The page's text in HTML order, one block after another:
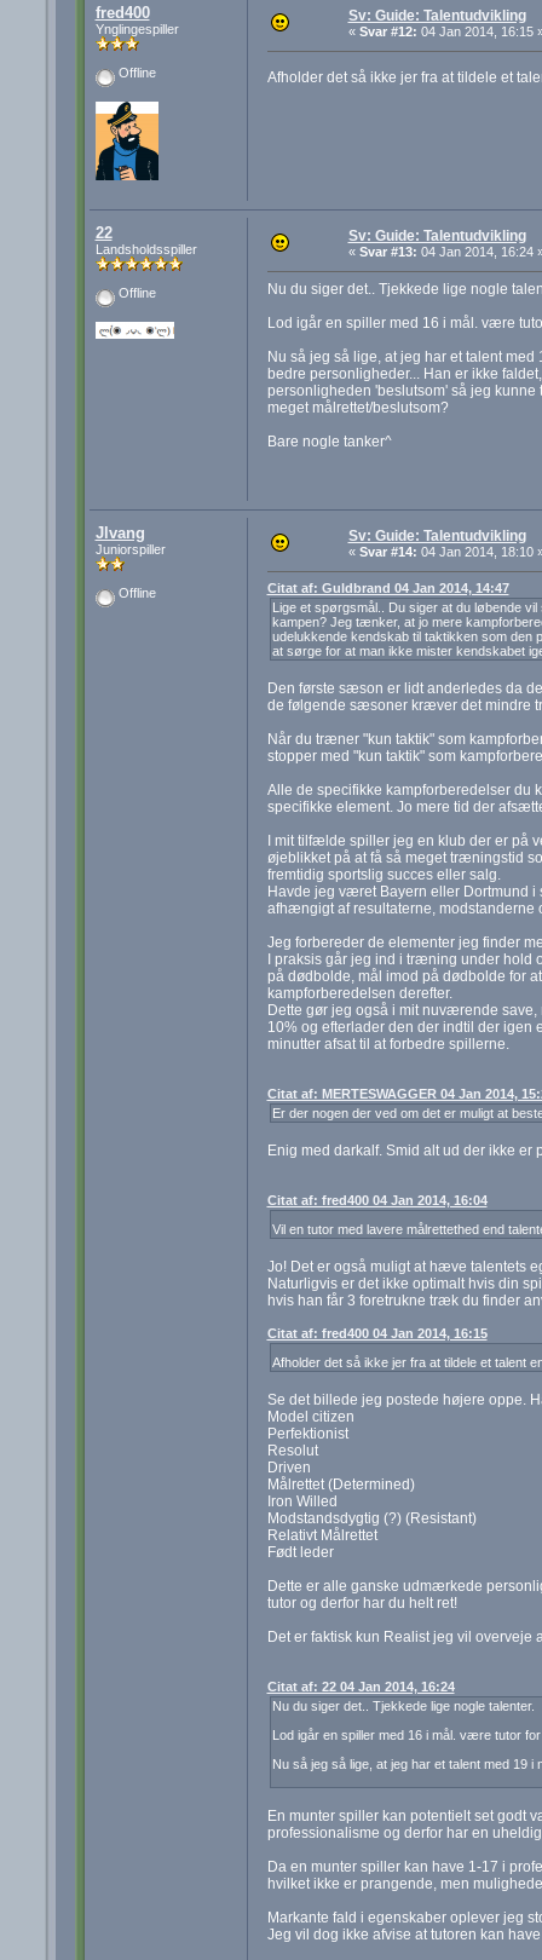
fred400
Ynglingespiller
Offline
Sv: Guide: Talentudvikling
« Svar #12: 04 Jan 2014, 16:15
Afholder det så ikke jer fra at tildele et
22
Landsholdsspiller
Offline
Sv: Guide: Talentudvikling
« Svar #13: 04 Jan 2014, 16:24
Nu du siger det.. Tjekkede lige nogle
Lod igår en spiller med 16 i mål. være
Nu så jeg så lige, at jeg har et talent
bedre personligheder... Han er ikke
personligheden 'beslutsom' så jeg
meget målrettet/beslutsom?
Bare nogle tanker^
Jlvang
Juniorspiller
Offline
Sv: Guide: Talentudvikling
« Svar #14: 04 Jan 2014, 18:10
Citat af: Guldbrand 04 Jan 2014, 14:47
Lige et spørgsmål.. Du siger at du løbende
kampen? Jeg tænker, at jo mere
udelukkende kendskab til taktikken som den
at sørge for at man ikke mister kendskabet
Den første sæson er lidt anderledes da
de følgende sæsoner kræver det mindre
Når du træner "kun taktik" som
stopper med "kun taktik" som
Alle de specifikke kampforberedelser du
specifikke element. Jo mere tid der
I mit tilfælde spiller jeg en klub der er på
øjeblikket på at få så meget træningstid
fremtidig sportslig succes eller salg.
Havde jeg været Bayern eller Dortmund i
afhængigt af resultaterne, modstanderne
Jeg forbereder de elementer jeg finder
I praksis går jeg ind i træning under hold
på dødbolde, mål imod på dødbolde for
kampforberedelsen derefter.
Dette gør jeg også i mit nuværende
10% og efterlader den der indtil der igen
minutter afsat til at forbedre spillerne.
Citat af: MERTESWAGGER 04 Jan 2014,
Er der nogen der ved om det er muligt at
Enig med darkalf. Smid alt ud der ikke er
Citat af: fred400 04 Jan 2014, 16:04
Vil en tutor med lavere målrettethed end
Jo! Det er også muligt at hæve talentets
Naturligvis er det ikke optimalt hvis din
hvis han får 3 foretrukne træk du finder
Citat af: fred400 04 Jan 2014, 16:15
Afholder det så ikke jer fra at tildele et talent
Se det billede jeg postede højere oppe.
Model citizen
Perfektionist
Resolut
Driven
Målrettet (Determined)
Iron Willed
Modstandsdygtig (?) (Resistant)
Relativt Målrettet
Født leder
Dette er alle ganske udmærkede
tutor og derfor har du helt ret!
Det er faktisk kun Realist jeg vil overveje
Citat af: 22 04 Jan 2014, 16:24
Nu du siger det.. Tjekkede lige nogle talenter.
Lod igår en spiller med 16 i mål. være tutor
Nu så jeg så lige, at jeg har et talent med 19
En munter spiller kan potentielt set godt
professionalisme og derfor har en
Da en munter spiller kan have 1-17 i
hvilket ikke er prangende, men
Markante fald i egenskaber oplever jeg
Jeg vil dog ikke afvise at tutoren kan